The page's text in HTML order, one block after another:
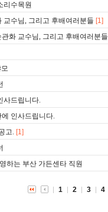
리수목원
교수님, 그리고 후배여러분들 [1]
화 교수님, 그리고 후배여러분들
사드립니다.
인사드립니다.
고. [1]
하는 부산 가든센타 직원
1 2 3 4